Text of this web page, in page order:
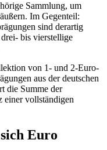
Sammlung, um
Im Gegenteil:
sind derartig
bis vierstellige
von 1- und 2-Euro-
aus der deutschen
die Summe der
einer vollständigen
Euro